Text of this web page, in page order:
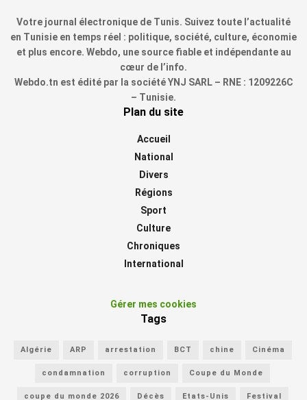
Votre journal électronique de Tunis. Suivez toute l’actualité
en Tunisie en temps réel : politique, société, culture, économie
et plus encore. Webdo, une source fiable et indépendante au
cœur de l’info.
Webdo.tn est édité par la société YNJ SARL – RNE : 1209226C
– Tunisie.
Plan du site
Accueil
National
Divers
Régions
Sport
Culture
Chroniques
International
Gérer mes cookies
Tags
Algérie ARP arrestation BCT chine Cinéma
condamnation corruption Coupe du Monde
coupe du monde 2026 Décès Etats-Unis Festival